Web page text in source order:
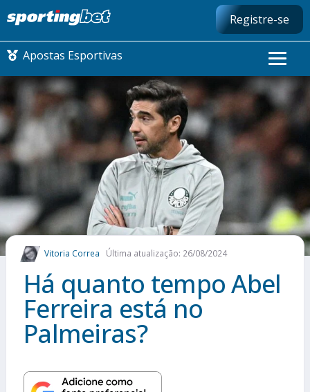
Registre-se
Apostas Esportivas
CONMEBOL LIBERTADORES
FUTEBOL NACIONAL
FUTEBOL INTERNACIONAL
COMO APOSTAR
MAIS ESPORTES
Vitoria Correa Última atualização: 26/08/2024
Há quanto tempo Abel
Ferreira está no
Palmeiras?